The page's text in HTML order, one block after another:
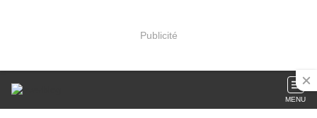
Publicité
MENU